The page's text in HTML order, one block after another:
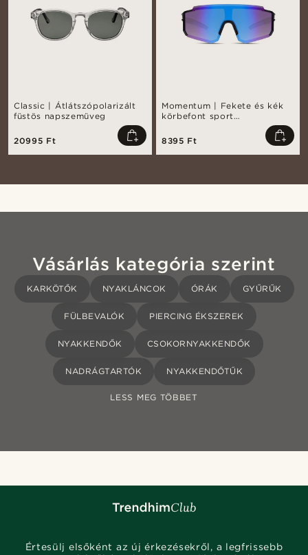
Classic | Átlátszópolarizált
füstös napszemüveg
20995 Ft
Momentum | Fekete és kék
körbefont sport
8395 Ft
Vásárlás kategória szerint
KARKÖTŐK NYAKLÁNCOK ÓRÁK GYŰRŰK
FÜLBEVALÓK PIERCING ÉKSZEREK
NYAKKENDŐK CSOKORNYAKKENDŐK
NADRÁGTARTÓK NYAKKENDŐTŰK
LESS MEG TÖBBET
Értesülj elsőként az új érkezésekről, a legfrissebb